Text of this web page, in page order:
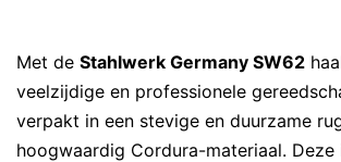
Met de Stahlwerk Germany SW62
veelzijdige en professionele
verpakt in een stevige en duurzame
hoogwaardig Cordura-materiaal. Deze